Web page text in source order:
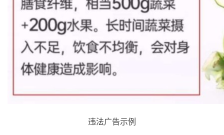
违法广告示例